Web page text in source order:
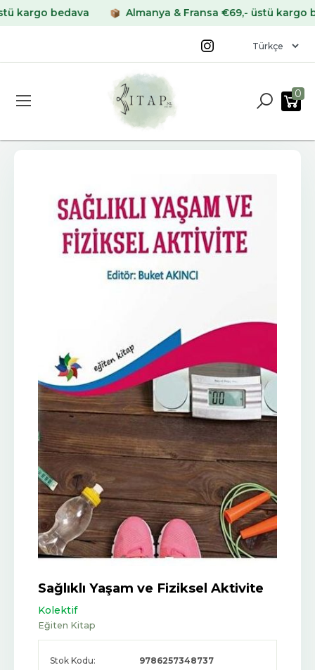
bedava Almanya & Fransa €69,- üstü kargo
0
Sağlıklı Yaşam ve Fiziksel Aktivite
Kolektif
Eğiten Kitap
Stok Kodu: 9786257348737